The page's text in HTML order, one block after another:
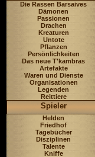
Die Rassen Barsaives
Dämonen
Passionen
Drachen
Kreaturen
Untote
Pflanzen
Persönlichkeiten
Das neue T'kambras
Artefakte
Waren und Dienste
Organisationen
Legenden
Reittiere
Spieler
Helden
Friedhof
Tagebücher
Disziplinen
Talente
Kniffe